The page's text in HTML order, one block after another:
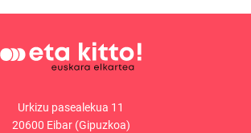
Urkizu pasealekua 11
20600 Eibar (Gipuzkoa)